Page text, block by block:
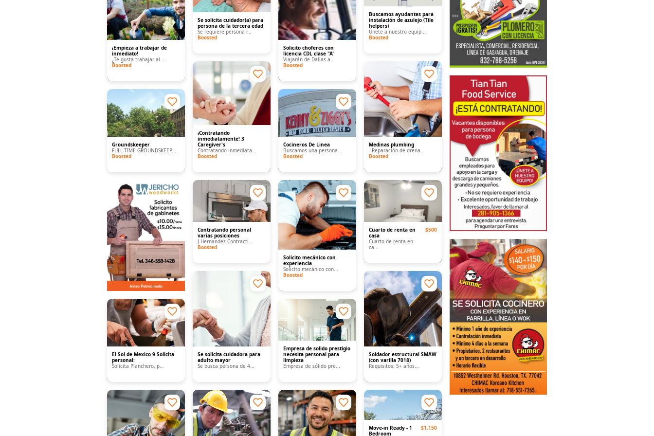
¡Empieza a trabajar de
inmediato!
¿Te gusta trabajar al...
Boosted
Se solicita cuidador(a) para
persona de la tercera edad
Se requiere persona r...
Boosted
Solicito choferes con
licencia CDL clase "A"
Viajarán de Dallas a...
Boosted
Buscamos ayudantes para
instalación de azulejo (Tile
helpers)
Únete a nuestro equip...
Boosted
Groundskeeper
FULL-TIME GROUNDSKEEP...
Boosted
¡Contratando
inmediatamente! 3
Caregiver's
Contratando inmediata...
Boosted
Cocineros De Linea
Buscamos una persona...
Boosted
Medinas plumbing
- Reparación de drena...
Boosted
Contratando personal
varias posiciones
J Hernandez Contracti...
Boosted
Solicito mecánico con
experiencia
Solicito mecánico con...
Boosted
Cuarto de renta en
casa
Cuarto de renta en
ca...
$500
El Sol de Mexico 9 Solicita
personal:
Solicita Planchero, p...
Se solicita cuidadora para
adulto mayor
Se busca persona de 4...
Empresa de solido prestigio
necesita personal para
limpieza
Empresa de sólido pre...
Soldador estructural SMAW
(con varilla 7018)
Requisitos: 5+ años...
Move-in Ready - 1
Bedroom
$1,150